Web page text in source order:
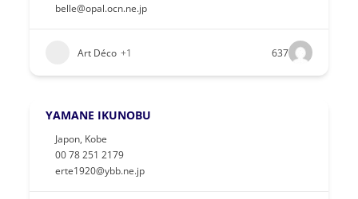
belle@opal.ocn.ne.jp
Art Déco +1 637
YAMANE IKUNOBU
Japon, Kobe
00 78 251 2179
erte1920@ybb.ne.jp